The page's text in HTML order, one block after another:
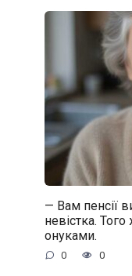
— Вам пенсії
невістка.
онуками.
0 0